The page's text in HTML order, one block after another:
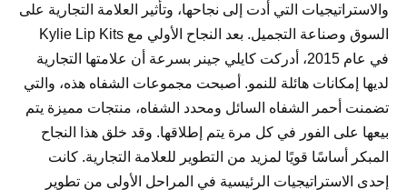
والاستراتيجيات التي أدت إلى نجاحها، وتأثير العلامة التجارية على
السوق وصناعة التجميل. بعد النجاح الأولي مع Kylie Lip Kits
في عام 2015، أدركت كايلي جينر بسرعة أن علامتها التجارية
لديها إمكانات هائلة للنمو. أصبحت مجموعات الشفاه هذه، والتي
تضمنت أحمر الشفاه السائل ومحدد الشفاه، منتجات مميزة يتم
بيعها على الفور في كل مرة يتم إطلاقها. وقد خلق هذا النجاح
المبكر أساسًا قويًا لمزيد من التطوير للعلامة التجارية. كانت
إحدى الاستراتيجيات الرئيسية في المراحل الأولى من تطوير